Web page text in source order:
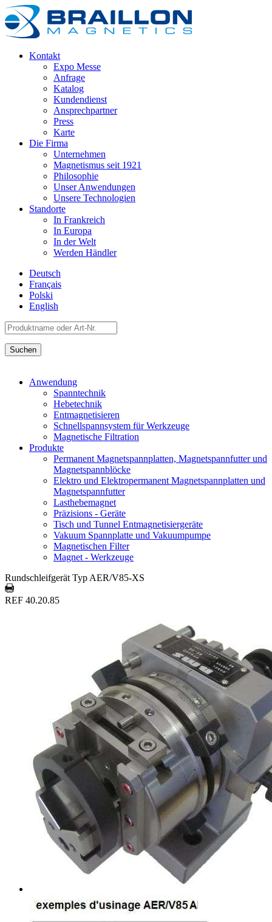
Kontakt
Expo Messe
Anfrage
Katalog
Kundendienst
Ansprechpartner
Press
Karte
Die Firma
Unternehmen
Magnetismus seit 1921
Philosophie
Unser Anwendungen
Unsere Technologien
Standorte
In Frankreich
In Europa
In der Welt
Werden Händler
Deutsch
Français
Polski
English
Anwendung
Spanntechnik
Hebetechnik
Entmagnetisieren
Schnellspannsystem für Werkzeuge
Magnetische Filtration
Produkte
Permanent Magnetspannplatten, Magnetspannfutter und
Magnetspannblöcke
Elektro und Elektropermanent Magnetspannplatten und
Magnetspannfutter
Lasthebemagnet
Präzisions - Geräte
Tisch und Tunnel Entmagnetisiergeräte
Vakuum Spannplatte und Vakuumpumpe
Magnetischen Filter
Magnet - Werkzeuge
Rundschleifgerät Typ AER/V85-XS
REF 40.20.85